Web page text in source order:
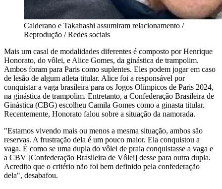
Calderano e Takahashi assumiram relacionamento /
Reprodução / Redes sociais
Mais um casal de modalidades diferentes é composto por Henrique
Honorato, do vôlei, e Alice Gomes, da ginástica de trampolim.
Ambos foram para Paris como suplentes. Eles podem jogar em caso
de lesão de algum atleta titular. Alice foi a responsável por
conquistar a vaga brasileira para os Jogos Olímpicos de Paris 2024,
na ginástica de trampolim. Entretanto, a Confederação Brasileira de
Ginástica (CBG) escolheu Camila Gomes como a ginasta titular.
Recentemente, Honorato falou sobre a situação da namorada.
"Estamos vivendo mais ou menos a mesma situação, ambos são
reservas. A frustração dela é um pouco maior. Ela conquistou a
vaga. É como se uma dupla do vôlei de praia conquistasse a vaga e
a CBV [Confederação Brasileira de Vôlei] desse para outra dupla.
Acredito que o critério não foi bem definido pela confederação
dela", desabafou.